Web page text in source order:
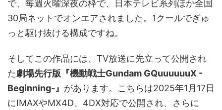
で、毎週火曜深夜の枠で、日本テレビ系列ほか全国
30局ネットでオンエアされました。1クールでぎゅ
っと駆け抜ける構成ですね。
そしてこの作品には、TV放送に先立って公開され
た劇場先行版『機動戦士Gundam GQuuuuuuX -
Beginning-』 があります。こちらは2025年1月17日
にIMAXやMX4D、4DX対応で公開され、さらに